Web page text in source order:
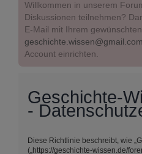
Willkommen in unserem
Diskussionen teilnehmen?
E-Mail mit Ihrem
geschichte.wissen@gmail.com
Account einrichten.
Geschichte-
-
Diese Richtlinie beschreibt, wie
(„https://geschichte-wissen.de/